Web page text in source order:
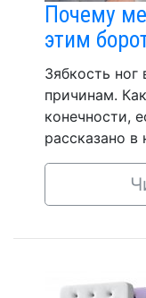
Почему
этим
Зябкость ног
причинам.
конечности,
рассказано в